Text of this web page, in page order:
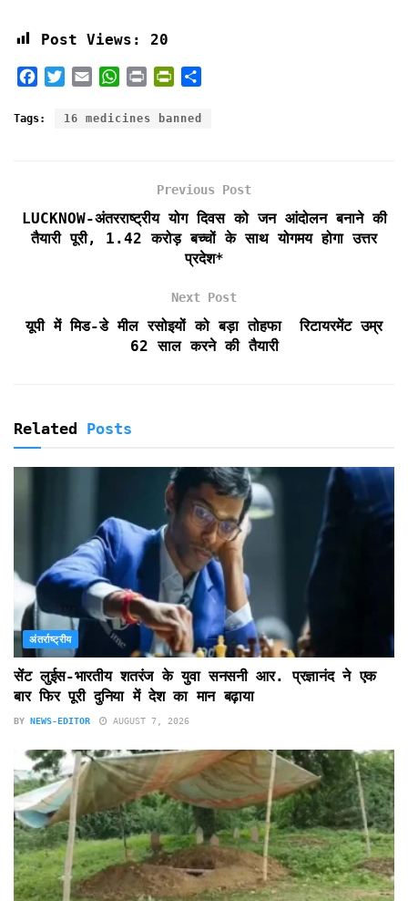
Post Views: 20
c
k
i
a
a
p
i
i
r
i
e
l
y
Tags: 16 medicines banned
Previous Post
LUCKNOW-अंतरराष्ट्रीय योग दिवस को जन आंदोलन बनाने की
तैयारी पूरी, 1.42 करोड़ बच्चों के साथ योगमय होगा उत्तर
प्रदेश*
Next Post
यूपी में मिड-डे मील रसोइयों को बड़ा तोहफा रिटायरमेंट उम्र
62 साल करने की तैयारी
Related Posts
अंतर्राष्ट्रीय
सेंट लुईस-भारतीय शतरंज के युवा सनसनी आर. प्रज्ञानंद ने एक
बार फिर पूरी दुनिया में देश का मान बढ़ाया
BY NEWS-EDITOR AUGUST 7, 2026